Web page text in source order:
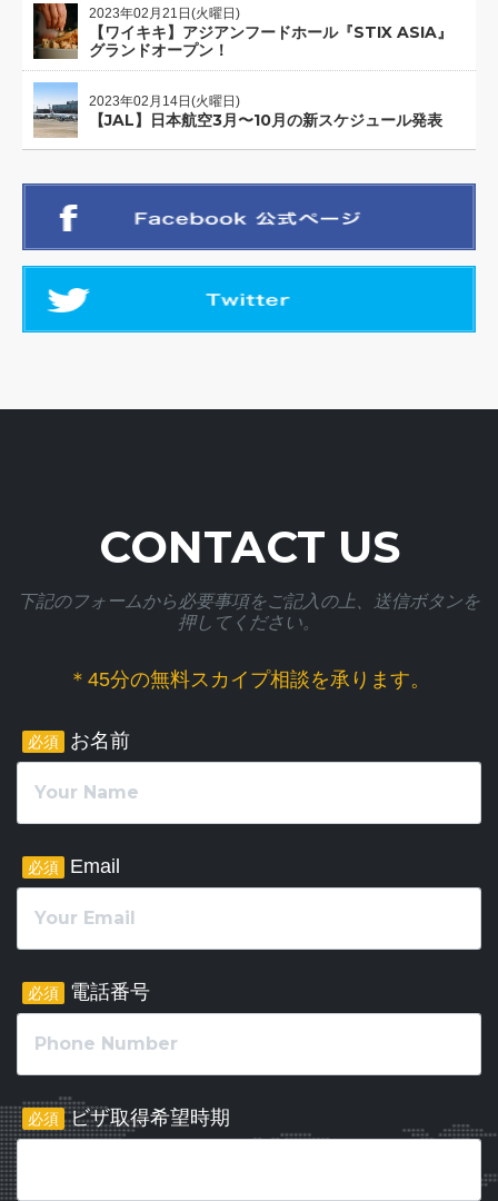
2023年02月21日(火曜日)
【ワイキキ】アジアンフードホール『STIX ASIA』
グランドオープン！
2023年02月14日(火曜日)
【JAL】日本航空3月〜10月の新スケジュール発表
CONTACT US
下記のフォームから必要事項をご記入の上、送信ボタンを
押してください。
＊45分の無料スカイプ相談を承ります。
必須 お名前
必須 Email
必須 電話番号
必須 ビザ取得希望時期